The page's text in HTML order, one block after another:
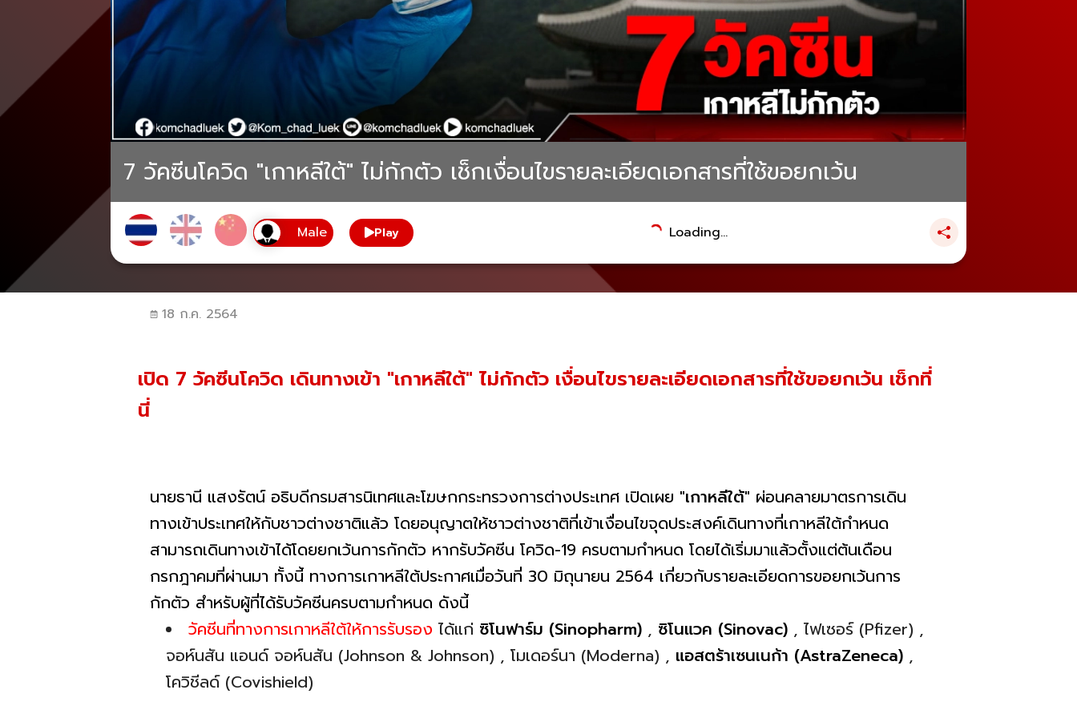
7 วัคซีนโควิด "เกาหลีใต้" ไม่กักตัว เช็กเงื่อนไขรายละเอียดเอกสารที่ใช้ขอยกเว้น
Play Loading...
18 ก.ค. 2564
เปิด 7 วัคซีนโควิด เดินทางเข้า "เกาหลีใต้" ไม่กักตัว เงื่อนไขรายละเอียดเอกสารที่ใช้ขอยกเว้น เช็กที่
นี่
นายธานี แสงรัตน์ อธิบดีกรมสารนิเทศและโฆษกกระทรวงการต่างประเทศ เปิดเผย "เกาหลีใต้" ผ่อนคลายมาตรการเดิน
ทางเข้าประเทศให้กับชาวต่างชาติแล้ว โดยอนุญาตให้ชาวต่างชาติที่เข้าเงื่อนไขจุดประสงค์เดินทางที่เกาหลีใต้กำหนด
สามารถเดินทางเข้าได้โดยยกเว้นการกักตัว หากรับวัคซีน โควิด-19 ครบตามกำหนด โดยได้เริ่มมาแล้วตั้งแต่ต้นเดือน
กรกฎาคมที่ผ่านมา ทั้งนี้ ทางการเกาหลีใต้ประกาศเมื่อวันที่ 30 มิถุนายน 2564 เกี่ยวกับรายละเอียดการขอยกเว้นการ
กักตัว สำหรับผู้ที่ได้รับวัคซีนครบตามกำหนด ดังนี้
วัคซีนที่ทางการเกาหลีใต้ให้การรับรอง ได้แก่ ซิโนฟาร์ม (Sinopharm) , ซิโนแวค (Sinovac) , ไฟเซอร์ (Pfizer) ,
จอห์นสัน แอนด์ จอห์นสัน (Johnson & Johnson) , โมเดอร์นา (Moderna) , แอสตร้าเซนเนก้า (AstraZeneca) ,
โควิชีลด์ (Covishield)